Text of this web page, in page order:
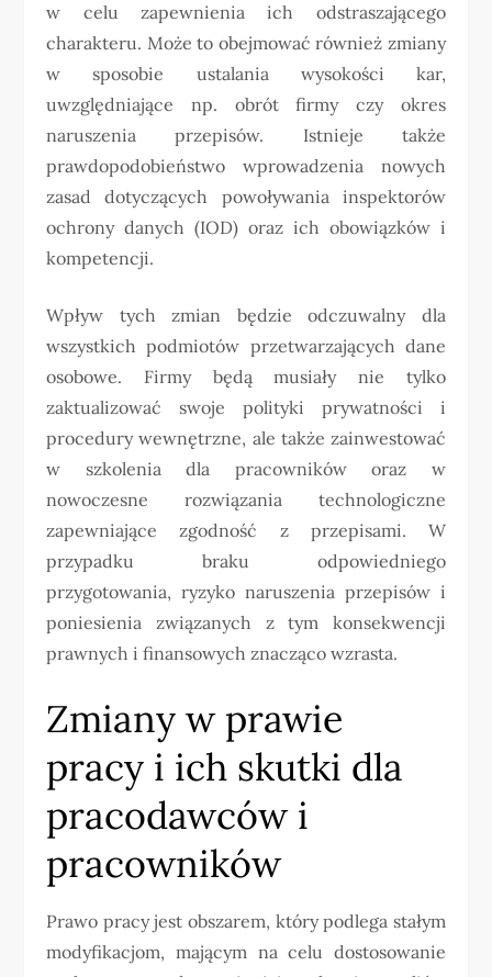
w celu zapewnienia ich odstraszającego
charakteru. Może to obejmować również zmiany
w sposobie ustalania wysokości kar,
uwzględniające np. obrót firmy czy okres
naruszenia przepisów. Istnieje także
prawdopodobieństwo wprowadzenia nowych
zasad dotyczących powoływania inspektorów
ochrony danych (IOD) oraz ich obowiązków i
kompetencji.
Wpływ tych zmian będzie odczuwalny dla
wszystkich podmiotów przetwarzających dane
osobowe. Firmy będą musiały nie tylko
zaktualizować swoje polityki prywatności i
procedury wewnętrzne, ale także zainwestować
w szkolenia dla pracowników oraz w
nowoczesne rozwiązania technologiczne
zapewniające zgodność z przepisami. W
przypadku braku odpowiedniego
przygotowania, ryzyko naruszenia przepisów i
poniesienia związanych z tym konsekwencji
prawnych i finansowych znacząco wzrasta.
Zmiany w prawie
pracy i ich skutki dla
pracodawców i
pracowników
Prawo pracy jest obszarem, który podlega stałym
modyfikacjom, mającym na celu dostosowanie